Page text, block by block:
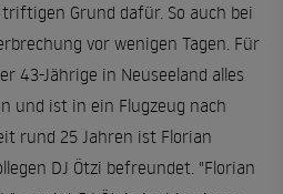
Grund dafür. So auch bei
vor wenigen Tagen. Für
43-Jährige in Neuseeland alles
und ist in ein Flugzeug nach
rund 25 Jahren ist Florian
DJ Ötzi befreundet. "Florian